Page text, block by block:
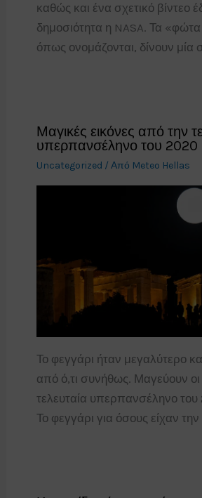
καθώς και ένα σχετικό βίντεο
δημοσιότητα η NASA. Τα
όπως ονομάζονται, δίνουν μία
Μαγικές εικόνες από την
υπερπανσέληνο του 2020
Uncategorized / Από Meteo Hellas
Το φεγγάρι ήταν μεγαλύτερο
από ό,τι συνήθως. Μαγεύουν οι
τελευταία υπερπανσέληνο του
Το φεγγάρι για όσους είχαν